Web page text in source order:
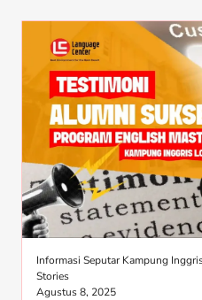
Informasi Seputar Kampung
Stories
Agustus 8, 2025